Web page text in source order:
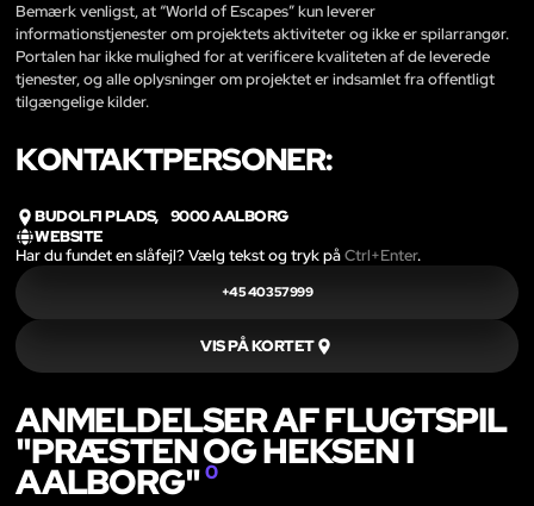
Bemærk venligst, at “World of Escapes” kun leverer
informationstjenester om projektets aktiviteter og ikke er spilarrangør.
Portalen har ikke mulighed for at verificere kvaliteten af de leverede
tjenester, og alle oplysninger om projektet er indsamlet fra offentligt
tilgængelige kilder.
KONTAKTPERSONER:
BUDOLFI PLADS, 9000 AALBORG
WEBSITE
Har du fundet en slåfejl? Vælg tekst og tryk påCtrl+Enter.
+45 40357999
VIS PÅ KORTET
ANMELDELSER AF FLUGTSPIL
"PRÆSTEN OG HEKSEN I
AALBORG"0